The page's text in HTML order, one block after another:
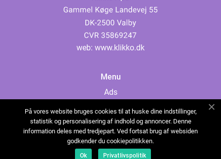
web: www.klikko.dk
Menu
Ads
Cookies
Contact
Sitemap
På vores website bruges cookies til at huske dine indstillinger,
statistik og personalisering af indhold og annoncer. Denne
information deles med tredjepart. Ved fortsat brug af websiden
godkender du cookiepolitikken.
Ok Privatlivspolitik